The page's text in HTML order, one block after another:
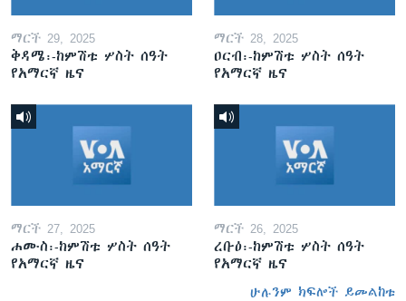
ማርች 29, 2025
ቅዳሜ፡-ከምሽቱ ሦስት ሰዓት
የአማርኛ ዜና
ማርች 28, 2025
ዐርብ፡-ከምሽቱ ሦስት ሰዓት
የአማርኛ ዜና
ማርች 27, 2025
ሐሙስ፡-ከምሽቱ ሦስት ሰዓት
የአማርኛ ዜና
ማርች 26, 2025
ረቡዕ፡-ከምሽቱ ሦስት ሰዓት
የአማርኛ ዜና
ሁሉንም ክፍሎች ይመልከቱ